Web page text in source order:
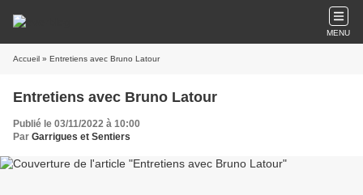
MENU
Accueil » Entretiens avec Bruno Latour
Entretiens avec Bruno Latour
Publié le 03/11/2022 à 10:00
Par Garrigues et Sentiers